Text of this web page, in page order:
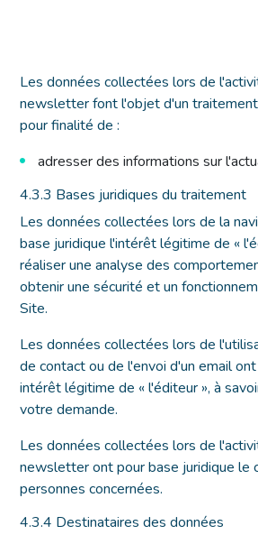
Les données collectées lors de
newsletter font l'objet d'un
pour finalité de :
adresser des informations sur
4.3.3 Bases juridiques du traitement
Les données collectées lors de la
base juridique l'intérêt légitime de «
réaliser une analyse des
obtenir une sécurité et un
Site.
Les données collectées lors de
de contact ou de l'envoi d'un email
intérêt légitime de « l'éditeur », à
votre demande.
Les données collectées lors de
newsletter ont pour base juridique le
personnes concernées.
4.3.4 Destinataires des données